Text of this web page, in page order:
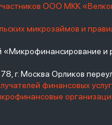
ООО МКК
микрозаймов и
и
г. Москва Орликов
финансовых